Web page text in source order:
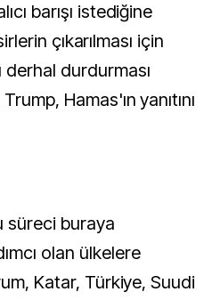
barışı istediğine
çıkarılması için
derhal durdurması
Hamas'ın yanıtını
süreci buraya
olan ülkelere
Katar, Türkiye, Suudi